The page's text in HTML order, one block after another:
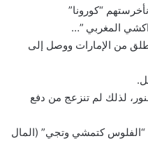
“كورونا”
المغربي ”…
من الإمارات ووصل إلى
لذلك لم تنزعج من دفع
“الفلوس كتمشي وتجي” (المال